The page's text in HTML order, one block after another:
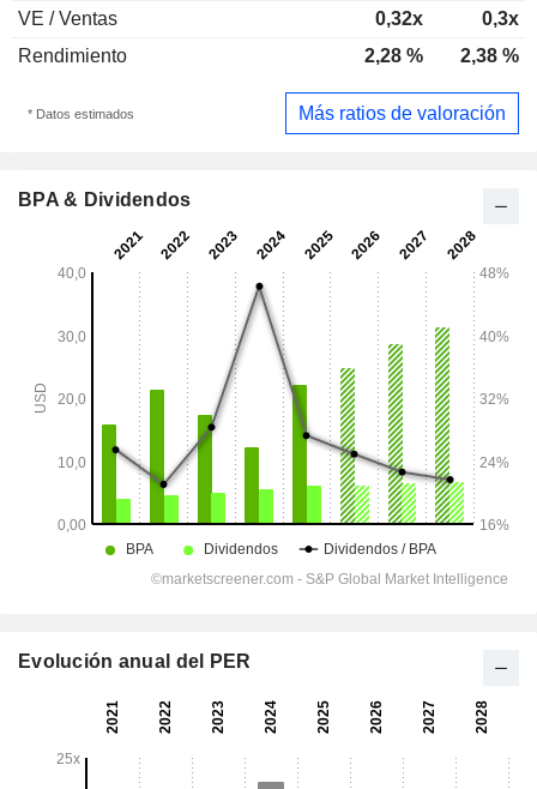
VE / Ventas 0,32x
0,3x
Rendimiento
2,28 % 2,38 %
* Datos estimados Más ratios de valoración
BPA & Dividendos
Evolución anual del PER